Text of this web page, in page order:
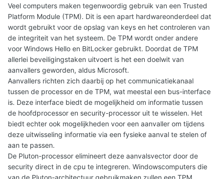
Veel computers maken tegenwoordig gebruik van een Trusted
Platform Module (TPM). Dit is een apart hardwareonderdeel dat
wordt gebruikt voor de opslag van keys en het controleren van
de integriteit van het systeem. De TPM wordt onder andere
voor Windows Hello en BitLocker gebruikt. Doordat de TPM
allerlei beveiligingstaken uitvoert is het een doelwit van
aanvallers geworden, aldus Microsoft.
Aanvallers richten zich daarbij op het communicatiekanaal
tussen de processor en de TPM, wat meestal een bus-interface
is. Deze interface biedt de mogelijkheid om informatie tussen
de hoofdprocessor en security-processor uit te wisselen. Het
biedt echter ook mogelijkheden voor een aanvaller om tijdens
deze uitwisseling informatie via een fysieke aanval te stelen of
aan te passen.
De Pluton-processor elimineert deze aanvalsvector door de
security direct in de cpu te integreren. Windowscomputers die